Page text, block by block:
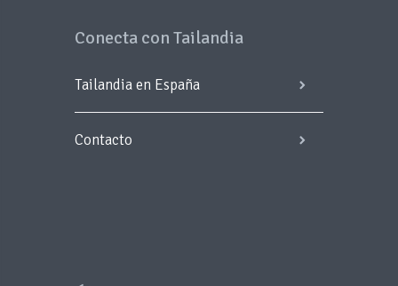
Conecta con Tailandia
Tailandia en España
Contacto